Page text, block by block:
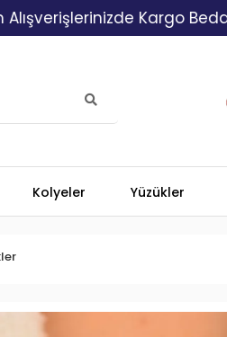
Kargo Bedava!
Kolyeler Yüzükler